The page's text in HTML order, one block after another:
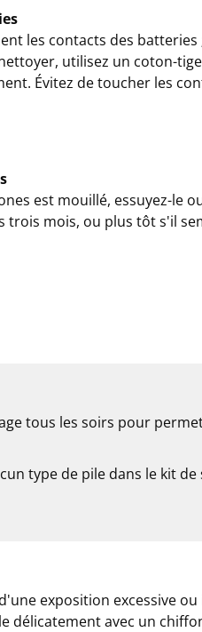
les contacts des batteries
utilisez un coton-
Évitez de toucher les
est mouillé, essuyez-le
trois mois, ou plus tôt s'il
tous les soirs pour
type de pile dans le kit de
exposition excessive
délicatement avec un